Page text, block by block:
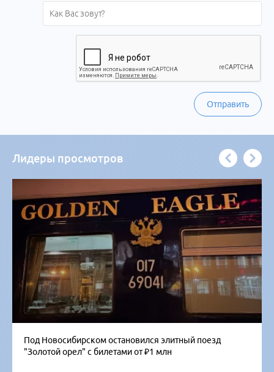
Отправить
Лидеры просмотров
Под Новосибирском остановился элитный поезд
"Золотой орел" с билетами от ₽1 млн